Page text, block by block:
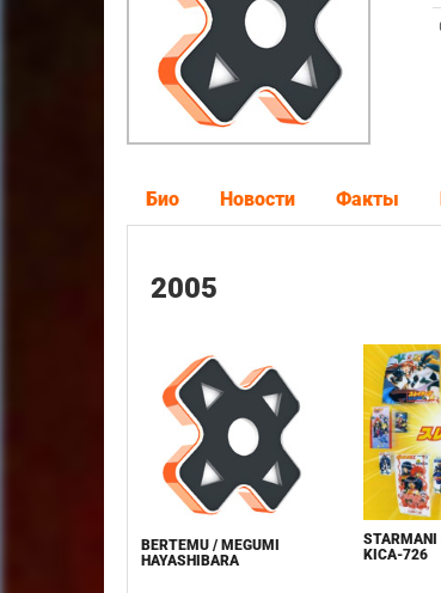
Био Новости Факты
2005
BERTEMU / MEGUMI
HAYASHIBARA
STARMANI
KICA-726